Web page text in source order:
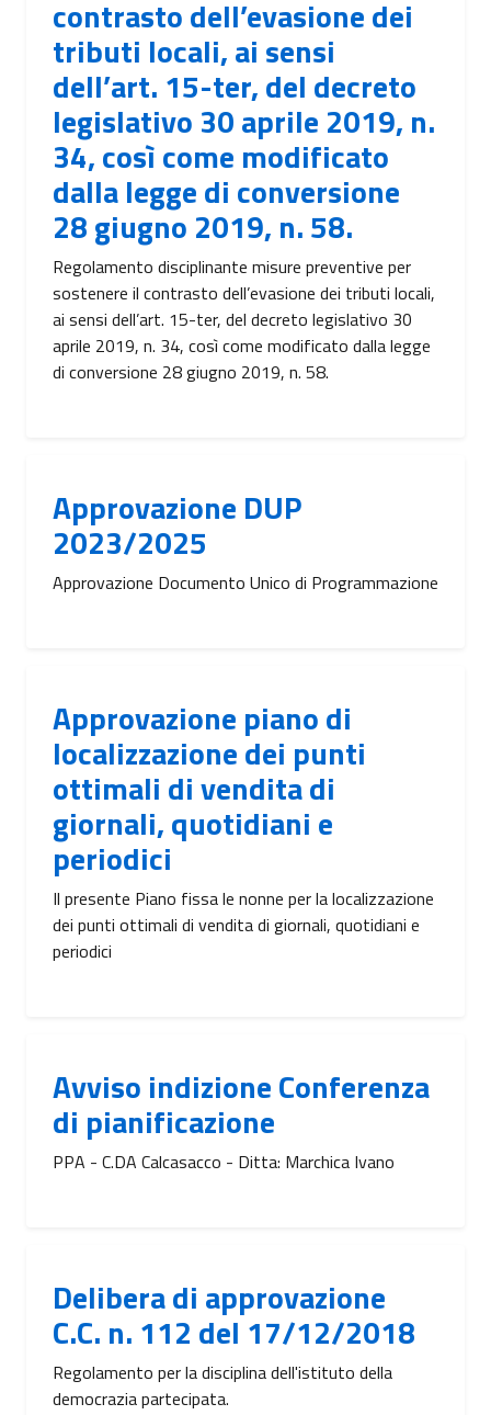
contrasto dell’evasione dei
tributi locali, ai sensi
dell’art. 15-ter, del decreto
legislativo 30 aprile 2019, n.
34, così come modificato
dalla legge di conversione
28 giugno 2019, n. 58.
Regolamento disciplinante misure preventive per
sostenere il contrasto dell’evasione dei tributi locali,
ai sensi dell’art. 15-ter, del decreto legislativo 30
aprile 2019, n. 34, così come modificato dalla legge
di conversione 28 giugno 2019, n. 58.
Approvazione DUP
2023/2025
Approvazione Documento Unico di Programmazione
Approvazione piano di
localizzazione dei punti
ottimali di vendita di
giornali, quotidiani e
periodici
Il presente Piano fissa le nonne per la localizzazione
dei punti ottimali di vendita di giornali, quotidiani e
periodici
Avviso indizione Conferenza
di pianificazione
PPA - C.DA Calcasacco - Ditta: Marchica Ivano
Delibera di approvazione
C.C. n. 112 del 17/12/2018
Regolamento per la disciplina dell'istituto della
democrazia partecipata.